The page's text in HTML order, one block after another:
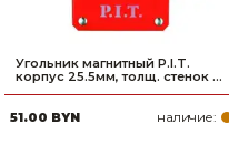
Угольник магнитный P.I.T.
корпус 25.5мм, толщ. стенок ...
51.00 BYN наличие: